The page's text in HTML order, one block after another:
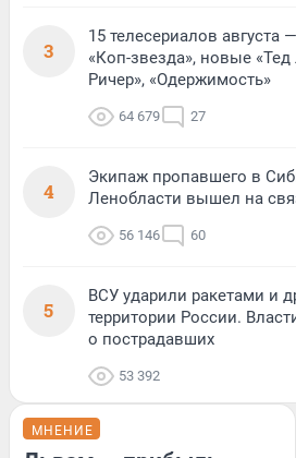
3
15 телесериалов августа
«Коп-звезда», новые
Ричер», «Одержимость»
64 679 27
4
Экипаж пропавшего в
Ленобласти вышел на
56 146 60
5
ВСУ ударили ракетами и
территории России.
о пострадавших
53 392
МНЕНИЕ